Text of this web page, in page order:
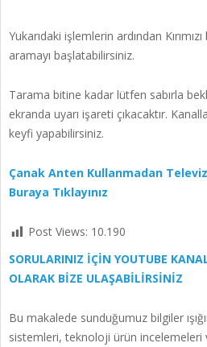
Yukarıdaki işlemlerin ardından
aramayı başlatabilirsiniz.
Tarama bitine kadar lütfen sabırla
ekranda uyarı işareti çıkacaktır.
keyfi yapabilirsiniz.
Çanak Anten Kullanmadan
Buraya Tıklayınız
Post Views: 10.190
SORULARINIZ İÇİN YOUTUBE
OLARAK BİZE ULAŞABİLİRSİNİZ
Bu makalede sunduğumuz bilgiler
sistemleri, teknoloji ürün incelemeleri